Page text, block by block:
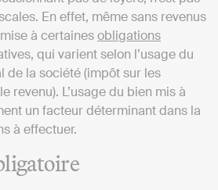
En effet, même sans revenus
à certainesobligations
qui varient selon l’usage du
de la société (impôt sur les
revenu). L’usage du bien mis à
un facteur déterminant dans la
à effectuer.